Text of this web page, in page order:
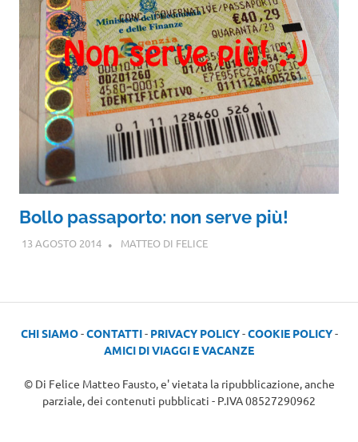
Bollo passaporto: non serve più!
13 AGOSTO 2014 MATTEO DI FELICE
CHI SIAMO-CONTATTI- PRIVACY POLICY-COOKIE POLICY-
AMICI DI VIAGGI E VACANZE
© Di Felice Matteo Fausto, e' vietata la ripubblicazione, anche
parziale, dei contenuti pubblicati - P.IVA 08527290962